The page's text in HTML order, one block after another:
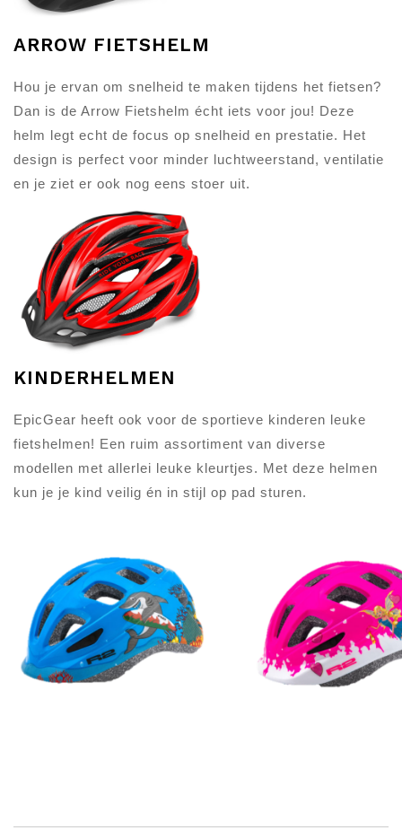
ARROW FIETSHELM
Hou je ervan om snelheid te maken tijdens het fietsen?
Dan is de Arrow Fietshelm écht iets voor jou! Deze
helm legt echt de focus op snelheid en prestatie. Het
design is perfect voor minder luchtweerstand, ventilatie
en je ziet er ook nog eens stoer uit.
KINDERHELMEN
EpicGear heeft ook voor de sportieve kinderen leuke
fietshelmen! Een ruim assortiment van diverse
modellen met allerlei leuke kleurtjes. Met deze helmen
kun je je kind veilig én in stijl op pad sturen.